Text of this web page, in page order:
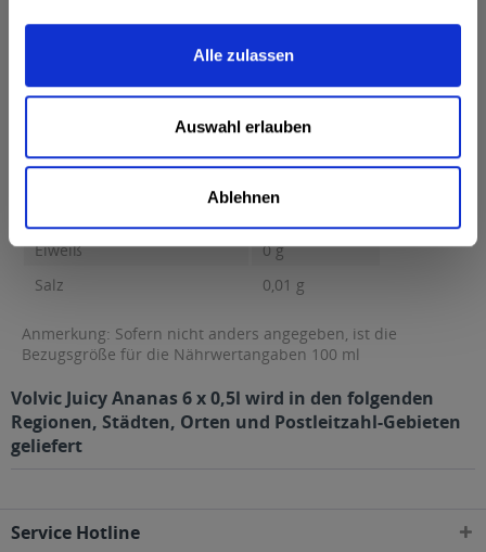
Alle zulassen
Auswahl erlauben
Ablehnen
Eiweiß
0 g
Salz
0,01 g
Anmerkung: Sofern nicht anders angegeben, ist die
Bezugsgröße für die Nährwertangaben 100 ml
Volvic Juicy Ananas 6 x 0,5l wird in den folgenden
Regionen, Städten, Orten und Postleitzahl-Gebieten
geliefert
Service Hotline